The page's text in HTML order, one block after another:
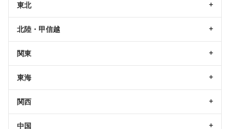
東北
北陸・甲信越
関東
東海
関西
中国